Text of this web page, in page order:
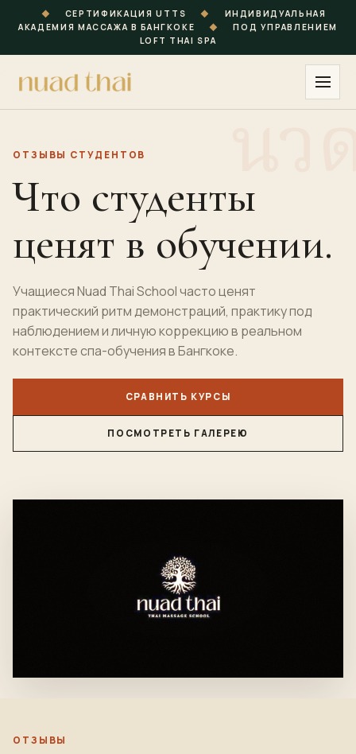
◆ СЕРТИФИКАЦИЯ UTTS ◆
ИНДИВИДУАЛЬНАЯ
АКАДЕМИЯ МАССАЖА В БАНГКОКЕ
◆
ПОД УПРАВЛЕНИЕМ
LOFT THAI SPA
ОТЗЫВЫ СТУДЕНТОВ
Что студенты
ценят в обучении.
Учащиеся Nuad Thai School часто ценят
практический ритм демонстраций, практику под
наблюдением и личную коррекцию в реальном
контексте спа-обучения в Бангкоке.
СРАВНИТЬ КУРСЫ
ПОСМОТРЕТЬ ГАЛЕРЕЮ
ОТЗЫВЫ